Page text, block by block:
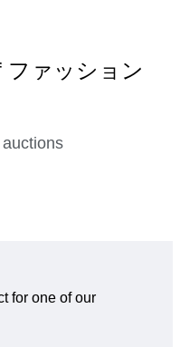
ファッション
for one of our